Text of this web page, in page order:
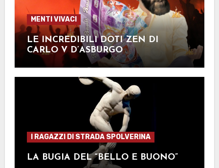
MENTI VIVACI
LE INCREDIBILI DOTI ZEN DI
CARLO V D’ASBURGO
I RAGAZZI DI STRADA SPOLVERINA
LA BUGIA DEL “BELLO E BUONO”